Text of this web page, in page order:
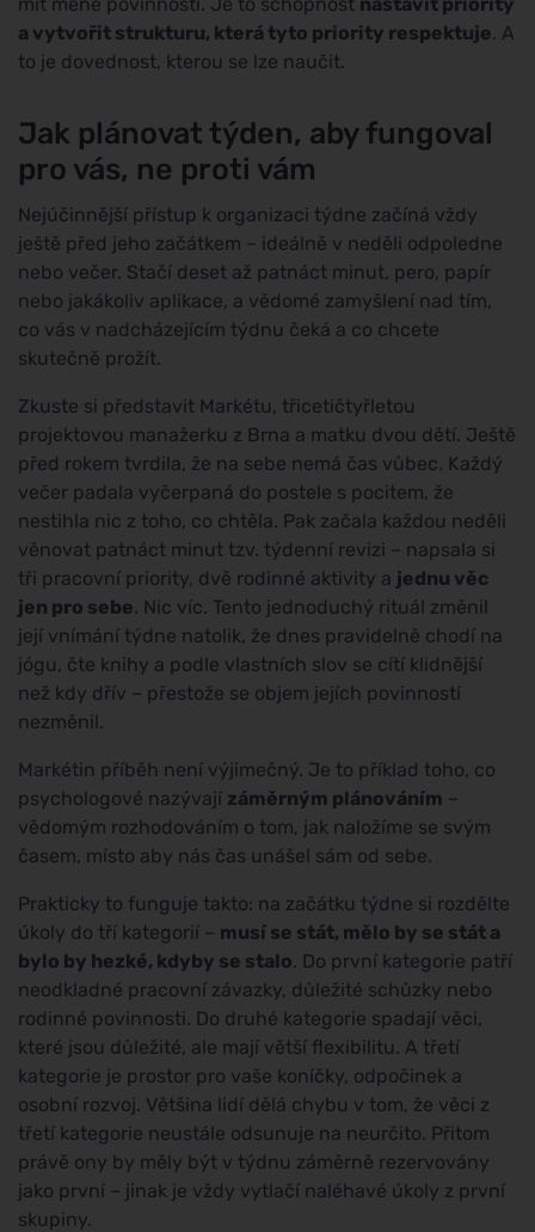
a vytvořit strukturu, která tyto priority respektuje. A
to je dovednost, kterou se lze naučit.
Jak plánovat týden, aby fungoval
pro vás, ne proti vám
Nejúčinnější přístup k organizaci týdne začíná vždy
ještě před jeho začátkem – ideálně v neděli odpoledne
nebo večer. Stačí deset až patnáct minut, pero, papír
nebo jakákoliv aplikace, a vědomé zamyšlení nad tím,
co vás v nadcházejícím týdnu čeká a co chcete
skutečně prožít.
Zkuste si představit Markétu, třicetičtyřletou
projektovou manažerku z Brna a matku dvou dětí. Ještě
před rokem tvrdila, že na sebe nemá čas vůbec. Každý
večer padala vyčerpaná do postele s pocitem, že
nestihla nic z toho, co chtěla. Pak začala každou neděli
věnovat patnáct minut tzv. týdenní revizi – napsala si
tři pracovní priority, dvě rodinné aktivity a jednu věc
jen pro sebe. Nic víc. Tento jednoduchý rituál změnil
její vnímání týdne natolik, že dnes pravidelně chodí na
jógu, čte knihy a podle vlastních slov se cítí klidnější
než kdy dřív – přestože se objem jejích povinností
nezměnil.
Markétin příběh není výjimečný. Je to příklad toho, co
psychologové nazývají záměrným plánováním –
vědomým rozhodováním o tom, jak naložíme se svým
časem, místo aby nás čas unášel sám od sebe.
Prakticky to funguje takto: na začátku týdne si rozdělte
úkoly do tří kategorií – musí se stát, mělo by se stát a
bylo by hezké, kdyby se stalo. Do první kategorie patří
neodkladné pracovní závazky, důležité schůzky nebo
rodinné povinnosti. Do druhé kategorie spadají věci,
které jsou důležité, ale mají větší flexibilitu. A třetí
kategorie je prostor pro vaše koníčky, odpočinek a
osobní rozvoj. Většina lidí dělá chybu v tom, že věci z
třetí kategorie neustále odsunuje na neurčito. Přitom
právě ony by měly být v týdnu záměrně rezervovány
jako první – jinak je vždy vytlačí naléhavé úkoly z první
skupiny.